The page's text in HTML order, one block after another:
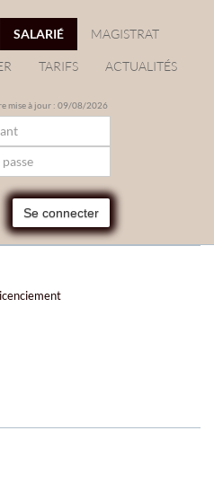
SALARIÉ MAGISTRAT
TARIFS ACTUALITÉS
mise à jour : 09/08/2026
Se connecter